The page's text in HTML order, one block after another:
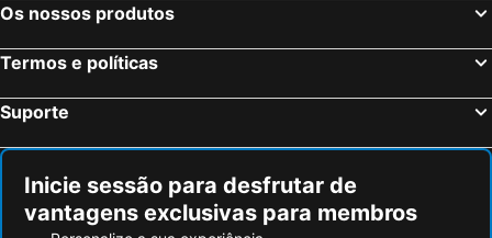
Os nossos produtos
Termos e políticas
Suporte
Inicie sessão para desfrutar de
vantagens exclusivas para membros